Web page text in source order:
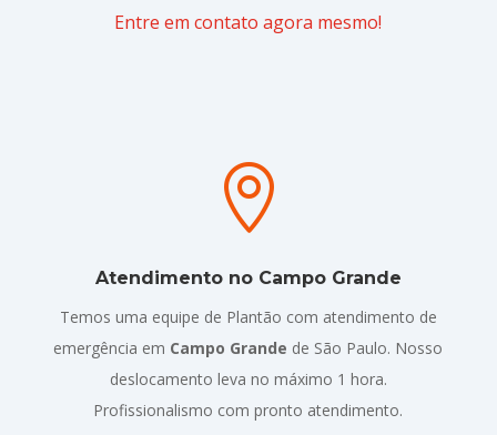
Entre em contato agora mesmo!

Atendimento no Campo Grande
Temos uma equipe de Plantão com atendimento de
emergência em Campo Grande de São Paulo. Nosso
deslocamento leva no máximo 1 hora.
Profissionalismo com pronto atendimento.